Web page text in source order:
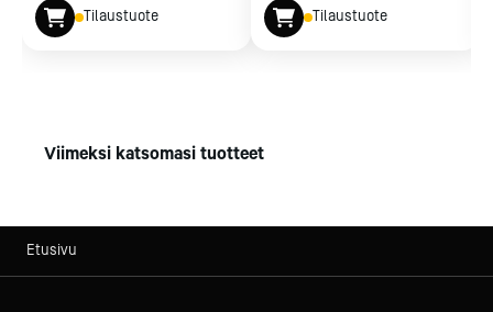
Tilaustuote
Tilaustuote
Viimeksi katsomasi tuotteet
Etusivu